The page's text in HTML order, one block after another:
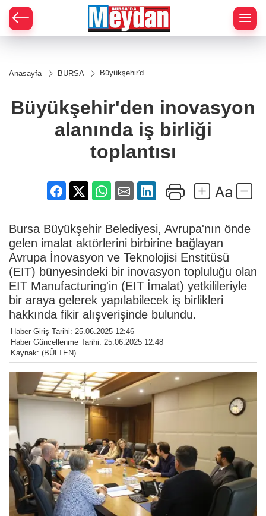
Anasayfa BURSA
Büyükşehir'den
birliği toplantısı
Büyükşehir'den inovasyon
alanında iş birliği
toplantısı
Bursa Büyükşehir Belediyesi, Avrupa'nın önde
gelen imalat aktörlerini birbirine bağlayan
Avrupa İnovasyon ve Teknolojisi Enstitüsü
(EIT) bünyesindeki bir inovasyon topluluğu olan
EIT Manufacturing'in (EIT İmalat) yetkilileriyle
bir araya gelerek yapılabilecek iş birlikleri
hakkında fikir alışverişinde bulundu.
Haber Giriş Tarihi: 25.06.2025 12:46
Haber Güncellenme Tarihi: 25.06.2025 12:48
Kaynak: (BÜLTEN)